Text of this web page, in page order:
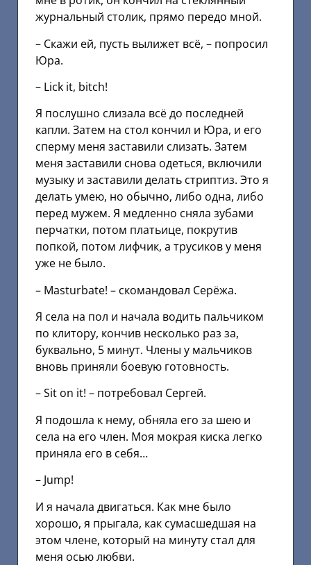
журнальный столик, прямо передо мной.
– Скажи ей, пусть вылижет всё, – попросил
Юра.
– Lick it, bitch!
Я послушно слизала всё до последней
капли. Затем на стол кончил и Юра, и его
сперму меня заставили слизать. Затем
меня заставили снова одеться, включили
музыку и заставили делать стриптиз. Это я
делать умею, но обычно, либо одна, либо
перед мужем. Я медленно сняла зубами
перчатки, потом платьице, покрутив
попкой, потом лифчик, а трусиков у меня
уже не было.
– Mаsturbаtе! – скомандовал Серёжа.
Я села на пол и начала водить пальчиком
по клитору, кончив несколько раз за,
буквально, 5 минут. Члены у мальчиков
вновь приняли боевую готовность.
– Sit оn it! – потребовал Сергей.
Я подошла к нему, обняла его за шею и
села на его член. Моя мокрая киска легко
приняла его в себя…
– Jump!
И я начала двигаться. Как мне было
хорошо, я прыгала, как сумасшедшая на
этом члене, который на минуту стал для
меня осью любви.